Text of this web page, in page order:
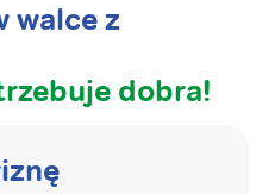
walce z
dobra!